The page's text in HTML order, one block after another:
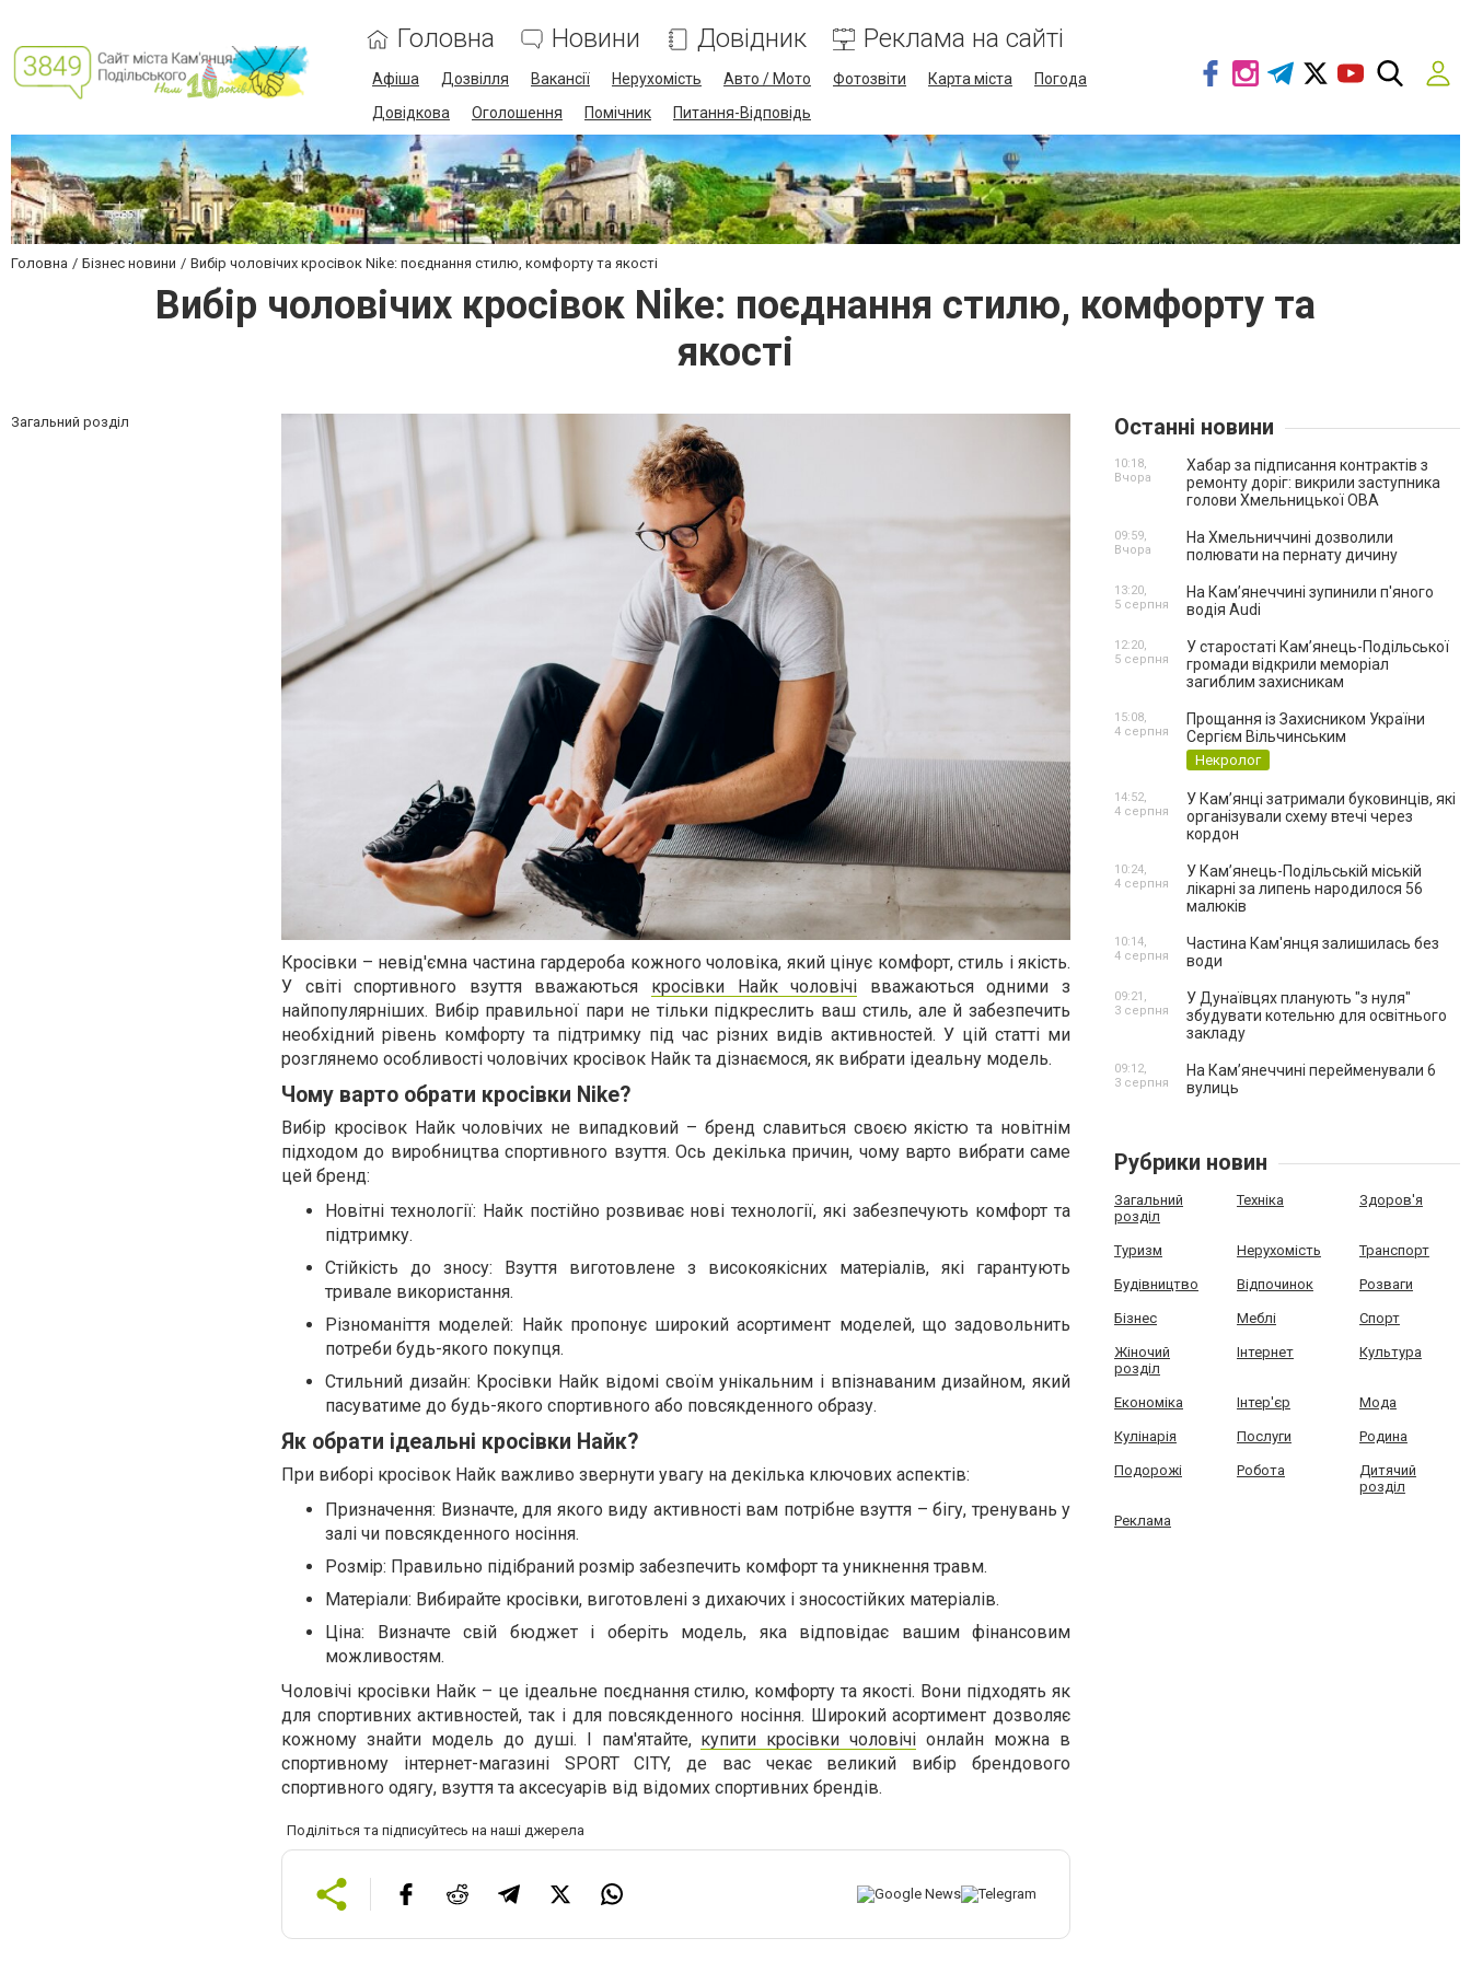
Головна Новини Довідник Реклама на сайті
Афіша Дозвілля Вакансії Нерухомість Авто / Мото Фотозвіти Карта міста
Погода
Довідкова
Оголошення Помічник Питання-Відповідь
Головна Бізнес новини Вибір чоловічих кросівок Nike: поєднання стилю, комфорту та якості
Вибір чоловічих кросівок Nike: поєднання стилю, комфорту та
якості
Загальний розділ
Кросівки – невід'ємна частина гардероба кожного чоловіка, який цінує комфорт, стиль і якість.
У світі спортивного взуття вважаються кросівки Найк чоловічі вважаються одними з
найпопулярніших. Вибір правильної пари не тільки підкреслить ваш стиль, але й забезпечить
необхідний рівень комфорту та підтримку під час різних видів активностей. У цій статті ми
розглянемо особливості чоловічих кросівок Найк та дізнаємося, як вибрати ідеальну модель.
Чому варто обрати кросівки Nike?
Вибір кросівок Найк чоловічих не випадковий – бренд славиться своєю якістю та новітнім
підходом до виробництва спортивного взуття. Ось декілька причин, чому варто вибрати саме
цей бренд:
Новітні технології: Найк постійно розвиває нові технології, які забезпечують комфорт та
підтримку.
Стійкість до зносу: Взуття виготовлене з високоякісних матеріалів, які гарантують
тривале використання.
Різноманіття моделей: Найк пропонує широкий асортимент моделей, що задовольнить
потреби будь-якого покупця.
Стильний дизайн: Кросівки Найк відомі своїм унікальним і впізнаваним дизайном, який
пасуватиме до будь-якого спортивного або повсякденного образу.
Як обрати ідеальні кросівки Найк?
При виборі кросівок Найк важливо звернути увагу на декілька ключових аспектів:
Призначення: Визначте, для якого виду активності вам потрібне взуття – бігу, тренувань у
залі чи повсякденного носіння.
Розмір: Правильно підібраний розмір забезпечить комфорт та уникнення травм.
Матеріали: Вибирайте кросівки, виготовлені з дихаючих і зносостійких матеріалів.
Ціна: Визначте свій бюджет і оберіть модель, яка відповідає вашим фінансовим
можливостям.
Чоловічі кросівки Найк – це ідеальне поєднання стилю, комфорту та якості. Вони підходять як
для спортивних активностей, так і для повсякденного носіння. Широкий асортимент дозволяє
кожному знайти модель до душі. І пам'ятайте, купити кросівки чоловічі онлайн можна в
спортивному інтернет-магазині SPORT CITY, де вас чекає великий вибір брендового
спортивного одягу, взуття та аксесуарів від відомих спортивних брендів.
Поділіться та підписуйтесь на наші джерела
Останні новини
Хабар за підписання контрактів з
ремонту доріг: викрили заступника
голови Хмельницької ОВА
10:18,
Вчора
На Хмельниччині дозволили
полювати на пернату дичину
09:59,
Вчора
На Камʼянеччині зупинили п'яного
водія Audi
13:20,
5 серпня
У старостаті Кам’янець-Подільської
громади відкрили меморіал
загиблим захисникам
12:20,
5 серпня
Прощання із Захисником України
Сергієм Вільчинським
Некролог
15:08,
4 серпня
У Кам’янці затримали буковинців, які
організували схему втечі через
кордон
14:52,
4 серпня
У Кам’янець-Подільській міській
лікарні за липень народилося 56
малюків
10:24,
4 серпня
Частина Кам'янця залишилась без
води
10:14,
4 серпня
У Дунаївцях планують "з нуля"
збудувати котельню для освітнього
закладу
09:21,
3 серпня
На Камʼянеччині перейменували 6
вулиць
09:12,
3 серпня
Рубрики новин
Загальний
розділ
Техніка Здоров'я
Туризм Нерухомість Транспорт
Будівництво Відпочинок Розваги
Бізнес Меблі Спорт
Жіночий
розділ
Інтернет Культура
Економіка Інтер'єр Мода
Кулінарія Послуги Родина
Подорожі Робота
Дитячий
розділ
Реклама